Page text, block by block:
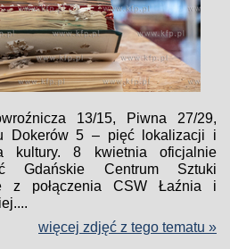
13/15, Piwna 27/29,
Dokerów 5 – pięć lokalizacji i
kultury. 8 kwietnia oficjalnie
Gdańskie Centrum Sztuki
z połączenia CSW Łaźnia i
więcej zdjęć z tego tematu »